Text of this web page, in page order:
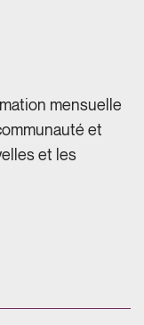
mensuelle
et
et les